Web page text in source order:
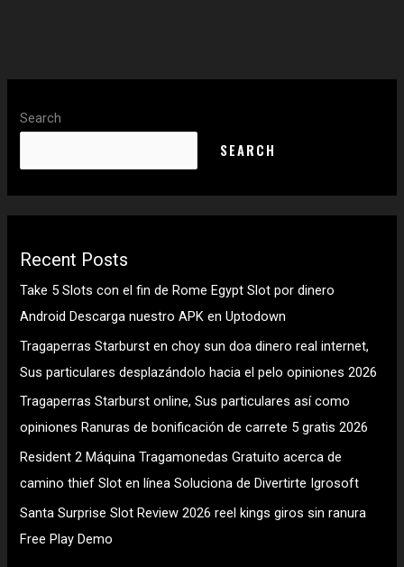
Search
SEARCH
Recent Posts
Take 5 Slots con el fin de Rome Egypt Slot por dinero
Android Descarga nuestro APK en Uptodown
Tragaperras Starburst en choy sun doa dinero real internet,
Sus particulares desplazándolo hacia el pelo opiniones 2026
Tragaperras Starburst online, Sus particulares así­ como
opiniones Ranuras de bonificación de carrete 5 gratis 2026
Resident 2 Máquina Tragamonedas Gratuito acerca de
camino thief Slot en línea Soluciona de Divertirte Igrosoft
Santa Surprise Slot Review 2026 reel kings giros sin ranura
Free Play Demo